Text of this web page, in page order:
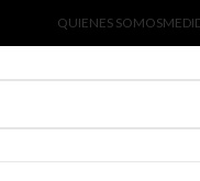
QUIENES SOMOS